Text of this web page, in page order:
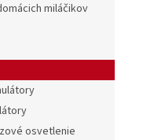
miláčikov
osvetlenie